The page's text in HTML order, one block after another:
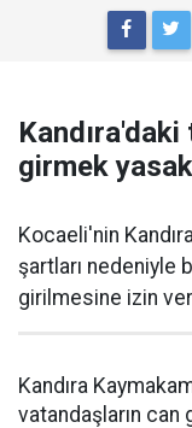
girmek
Kocaeli'nin
şartları nedeniyle
girilmesine izin
Kandıra
vatandaşların can